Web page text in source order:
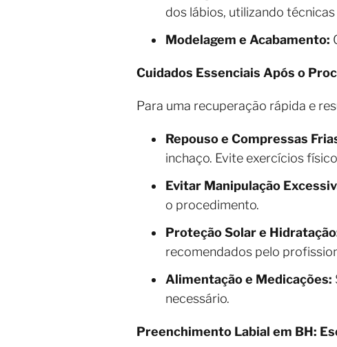
dos lábios, utilizando
Modelagem e Acabamento:
Cuidados Essenciais Após o
Para uma recuperação rápida e
Repouso e Compressas
inchaço. Evite exercícios
Evitar Manipulação
o procedimento.
Proteção Solar e
recomendados pelo
Alimentação e Medicações:
necessário.
Preenchimento Labial em BH: